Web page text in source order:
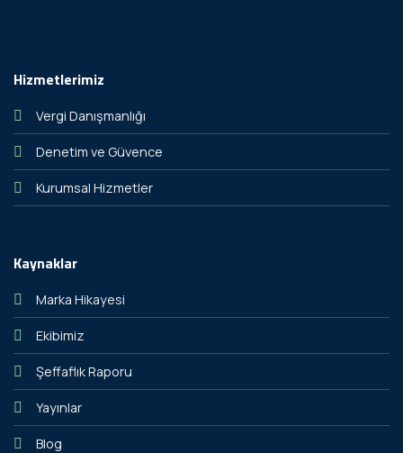
Hizmetlerimiz
Vergi Danışmanlığı
Denetim ve Güvence
Kurumsal Hizmetler
Kaynaklar
Marka Hikayesi
Ekibimiz
Şeffaflık Raporu
Yayınlar
Blog